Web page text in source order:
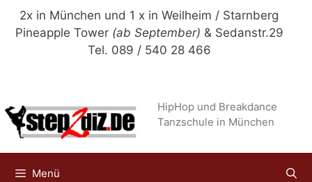
Zum
Inhalt
2x in München und 1 x in Weilheim / Starnberg
Pineapple Tower (ab September) & Sedanstr.29
Tel. 089 / 540 28 466
HipHop und Breakdance
Tanzschule in München
Menü